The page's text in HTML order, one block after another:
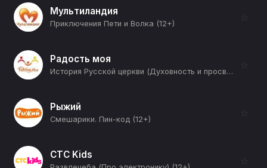
Мультиландия
Приключения Пети и Волка (12+)
☆
Радость моя
История Русской церкви (Духовность и просвещение в монгольский период: Часть 2-я) (12+)
☆
Рыжий
Смешарики. Пин-код (12+)
☆
СТС Kids ☆